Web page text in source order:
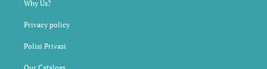
Why Us?
Privacy policy
Polisi Privasi